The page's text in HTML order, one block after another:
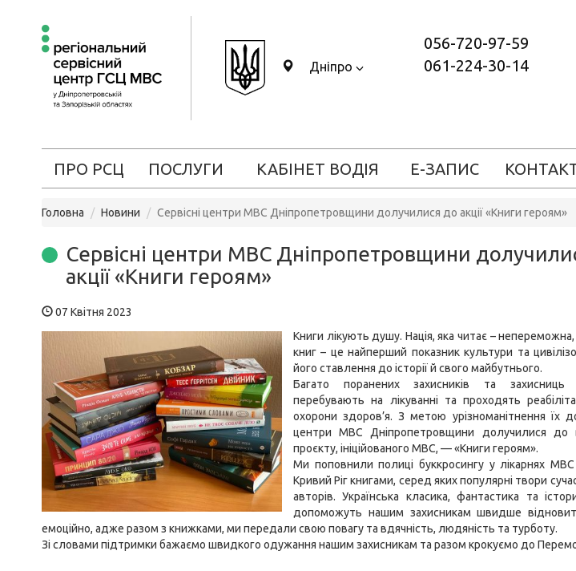
Дніпро
056-720-97-59
061-224-30-14
ПРО РСЦ ПОСЛУГИ КАБІНЕТ ВОДІЯ Е-ЗАПИС
Головна Новини Сервісні центри МВС Дніпропетровщини долучилися до акції «Книги героям»
Сервісні центри МВС Дніпропетровщини
акції «Книги героям»
07 Квітня 2023
Книги лікують душу. Нація, яка читає –
книг – це найперший показник культури та
його ставлення до історії й свого майбутнього.
Багато поранених захисників та захисниць
перебувають на лікуванні та проходять
охорони здоров’я. З метою урізноманітнення їх
центри МВС Дніпропетровщини долучилися до
проєкту, ініційованого МВС, — «Книги героям».
Ми поповнили полиці буккросингу у лікарнях
Кривий Ріг книгами, серед яких популярні твори
авторів. Українська класика, фантастика та
допоможуть нашим захисникам швидше
емоційно, адже разом з книжками, ми передали свою повагу та вдячність, людяність та турботу.
Зі словами підтримки бажаємо швидкого одужання нашим захисникам та разом крокуємо до